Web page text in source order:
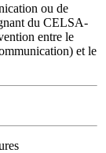
ou de
du CELSA-
entre le
et le